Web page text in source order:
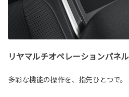
リヤマルチオペレーションパネル
多彩な機能の操作を、指先ひとつで。